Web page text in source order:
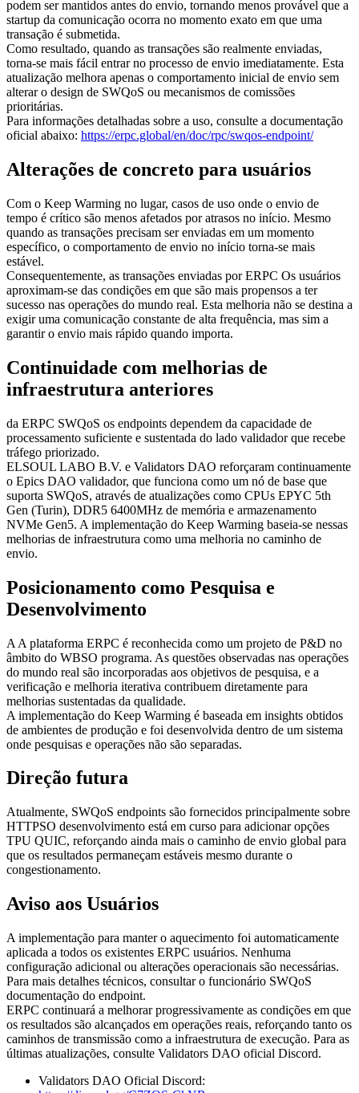
podem ser mantidos antes do envio, tornando menos provável que a
startup da comunicação ocorra no momento exato em que uma
transação é submetida.
Como resultado, quando as transações são realmente enviadas,
torna-se mais fácil entrar no processo de envio imediatamente. Esta
atualização melhora apenas o comportamento inicial de envio sem
alterar o design de SWQoS ou mecanismos de comissões
prioritárias.
Para informações detalhadas sobre a uso, consulte a documentação
oficial abaixo: https://erpc.global/en/doc/rpc/swqos-endpoint/
Alterações de concreto para usuários
Com o Keep Warming no lugar, casos de uso onde o envio de
tempo é crítico são menos afetados por atrasos no início. Mesmo
quando as transações precisam ser enviadas em um momento
específico, o comportamento de envio no início torna-se mais
estável.
Consequentemente, as transações enviadas por ERPC Os usuários
aproximam-se das condições em que são mais propensos a ter
sucesso nas operações do mundo real. Esta melhoria não se destina a
exigir uma comunicação constante de alta frequência, mas sim a
garantir o envio mais rápido quando importa.
Continuidade com melhorias de
infraestrutura anteriores
da ERPC SWQoS os endpoints dependem da capacidade de
processamento suficiente e sustentada do lado validador que recebe
tráfego priorizado.
ELSOUL LABO B.V. e Validators DAO reforçaram continuamente
o Epics DAO validador, que funciona como um nó de base que
suporta SWQoS, através de atualizações como CPUs EPYC 5th
Gen (Turin), DDR5 6400MHz de memória e armazenamento
NVMe Gen5. A implementação do Keep Warming baseia-se nessas
melhorias de infraestrutura como uma melhoria no caminho de
envio.
Posicionamento como Pesquisa e
Desenvolvimento
A A plataforma ERPC é reconhecida como um projeto de P&D no
âmbito do WBSO programa. As questões observadas nas operações
do mundo real são incorporadas aos objetivos de pesquisa, e a
verificação e melhoria iterativa contribuem diretamente para
melhorias sustentadas da qualidade.
A implementação do Keep Warming é baseada em insights obtidos
de ambientes de produção e foi desenvolvida dentro de um sistema
onde pesquisas e operações não são separadas.
Direção futura
Atualmente, SWQoS endpoints são fornecidos principalmente sobre
HTTPSO desenvolvimento está em curso para adicionar opções
TPU QUIC, reforçando ainda mais o caminho de envio global para
que os resultados permaneçam estáveis mesmo durante o
congestionamento.
Aviso aos Usuários
A implementação para manter o aquecimento foi automaticamente
aplicada a todos os existentes ERPC usuários. Nenhuma
configuração adicional ou alterações operacionais são necessárias.
Para mais detalhes técnicos, consultar o funcionário SWQoS
documentação do endpoint.
ERPC continuará a melhorar progressivamente as condições em que
os resultados são alcançados em operações reais, reforçando tanto os
caminhos de transmissão como a infraestrutura de execução. Para as
últimas atualizações, consulte Validators DAO oficial Discord.
Validators DAO Oficial Discord: